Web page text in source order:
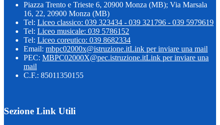
Piazza Trento e Trieste 6, 20900 Monza (MB); Via Marsala
16, 22, 20900 Monza (MB)
Tel: Liceo classico: 039 323434 - 039 321796 - 039 5979619
Tel: Liceo musicale: 039 5786152
Tel: Liceo coreutico: 039 8682334
Email: mbpc02000x@istruzione.itLink per inviare una mail
PEC: MBPC02000X@pec.istruzione.itLink per inviare una
mail
C.F.: 85011350155
Sezione Link Utili